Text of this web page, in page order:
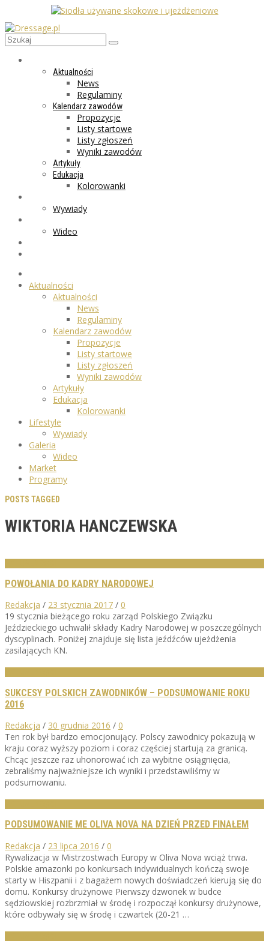
Aktualności
News
Regulaminy
Kalendarz zawodów
Propozycje
Listy startowe
Listy zgłoszeń
Wyniki zawodów
Artykuły
Edukacja
Kolorowanki
Wywiady
Wideo
Aktualności
Aktualności
News
Regulaminy
Kalendarz zawodów
Propozycje
Listy startowe
Listy zgłoszeń
Wyniki zawodów
Artykuły
Edukacja
Kolorowanki
Lifestyle
Wywiady
Galeria
Wideo
Market
Programy
POSTS TAGGED
WIKTORIA HANCZEWSKA
POWOŁANIA DO KADRY NARODOWEJ
Redakcja / 23 stycznia 2017 / 0
19 stycznia bieżącego roku zarząd Polskiego Związku
Jeździeckiego uchwalił składy Kadry Narodowej w poszczególnych
dyscyplinach. Poniżej znajduje się lista jeźdźców ujeżdżenia
zasilających KN.
SUKCESY POLSKICH ZAWODNIKÓW – PODSUMOWANIE ROKU
2016
Redakcja / 30 grudnia 2016 / 0
Ten rok był bardzo emocjonujący. Polscy zawodnicy pokazują w
kraju coraz wyższy poziom i coraz częściej startują za granicą.
Chcąc jeszcze raz uhonorować ich za wybitne osiągnięcia,
zebraliśmy najważniejsze ich wyniki i przedstawiliśmy w
podsumowaniu.
PODSUMOWANIE ME OLIVA NOVA NA DZIEŃ PRZED FINAŁEM
Redakcja / 23 lipca 2016 / 0
Rywalizacja w Mistrzostwach Europy w Oliva Nova wciąż trwa.
Polskie amazonki po konkursach indywidualnych kończą swoje
starty w Hiszpanii i z bagażem nowych doświadczeń kierują się do
domu. Konkursy drużynowe Pierwszy dzwonek w budce
sędziowskiej rozbrzmiał w środę i rozpoczął konkursy drużynowe,
które odbywały się w środę i czwartek (20-21 …